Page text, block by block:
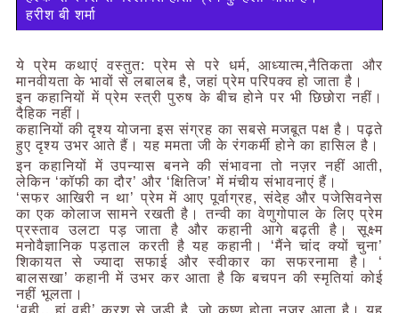
हरीश बी शर्मा
ये प्रेम कथाएं वस्तुत: प्रेम से परे धर्म, आध्यात्म,नैतिकता और
मानवीयता के भावों से लबालब है, जहां प्रेम परिपक्व हो जाता है।
इन कहानियों में प्रेम स्त्री पुरुष के बीच होने पर भी छिछोरा नहीं।
दैहिक नहीं।
कहानियों की दृश्य योजना इस संग्रह का सबसे मजबूत पक्ष है। पढ़ते
हुए दृश्य उभर आते हैं। यह ममता जी के रंगकर्मी होने का हासिल है।
इन कहानियों में उपन्यास बनने की संभावना तो नज़र नहीं आती,
लेकिन ‘कॉफी का दौर’ और ‘क्षितिज’ में मंचीय संभावनाएं हैं।
‘सफर आखिरी न था’ प्रेम में आए पूर्वाग्रह, संदेह और पजेसिवनेस
का एक कोलाज सामने रखती है। तन्वी का वेणुगोपाल के लिए प्रेम
प्रस्ताव उलटा पड़ जाता है और कहानी आगे बढ़ती है। सूक्ष्म
मनोवैज्ञानिक पड़ताल करती है यह कहानी। ‘मैंने चांद क्यों चुना’
शिकायत से ज्यादा सफाई और स्वीकार का सफरनामा है। ‘
बालसखा’ कहानी में उभर कर आता है कि बचपन की स्मृतियां कोई
नहीं भूलता।
‘वही…हां वही’ क्रश से जुड़ी है, जो कृष्ण होता नज़र आता है। यह